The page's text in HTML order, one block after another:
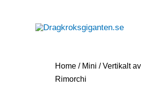
Home / Mini / Vertikalt
Rimorchi